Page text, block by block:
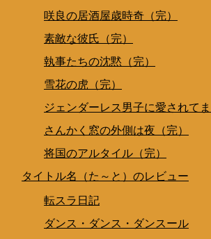
咲良の居酒屋歳時奇（完）
素敵な彼氏（完）
執事たちの沈黙（完）
雪花の虎（完）
ジェンダーレス男子に愛されてま
さんかく窓の外側は夜（完）
将国のアルタイル（完）
タイトル名（た～と）のレビュー
転スラ日記
ダンス・ダンス・ダンスール